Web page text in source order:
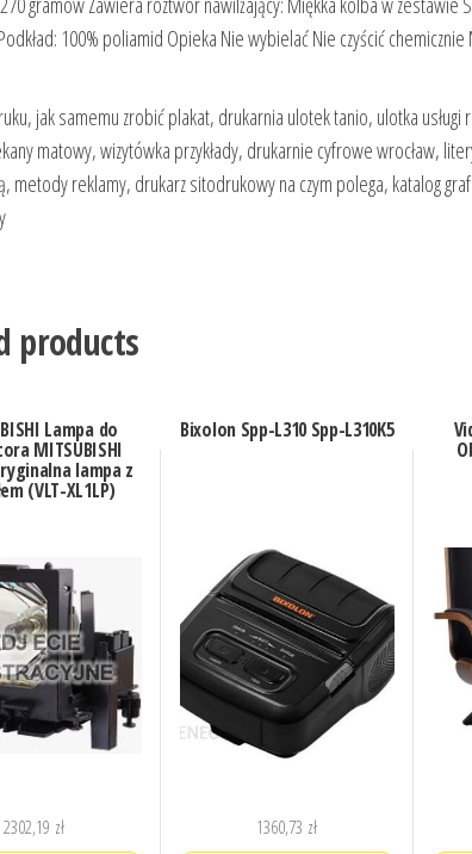
100% poliamid Opieka Nie wybielać Nie czyścić
jak samemu zrobić plakat, drukarnia ulotek tanio, ulotka
matowy, wizytówka przykłady, drukarnie cyfrowe wrocław,
metody reklamy, drukarz sitodrukowy na czym polega, katalog
products
Lampa do
MITSUBISHI
lampa z
(VLT-XL1LP)
2302,19 zł
Bixolon Spp-L310 Spp-L310K5
1360,73 zł